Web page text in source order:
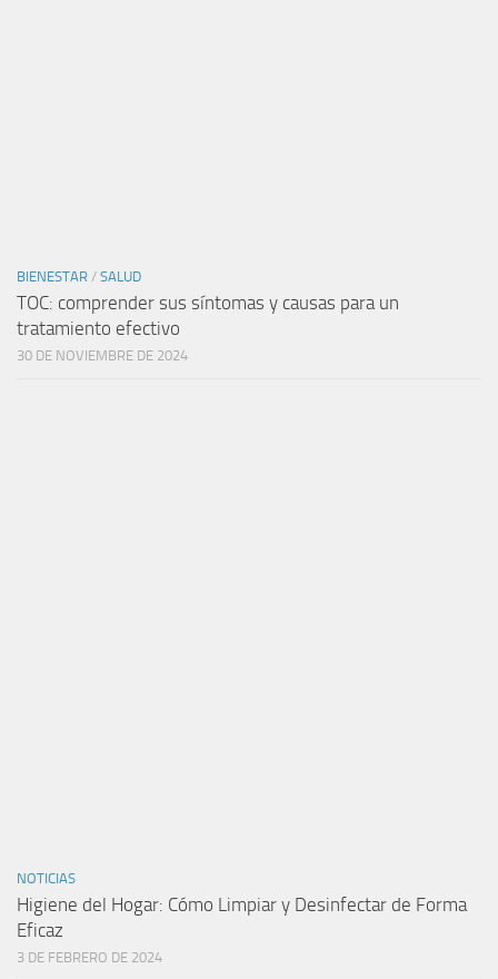
BIENESTAR / SALUD
TOC: comprender sus síntomas y causas para un
tratamiento efectivo
30 DE NOVIEMBRE DE 2024
NOTICIAS
Higiene del Hogar: Cómo Limpiar y Desinfectar de Forma
Eficaz
3 DE FEBRERO DE 2024